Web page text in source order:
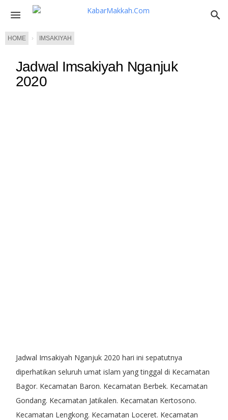
HOME › IMSAKIYAH
Jadwal Imsakiyah Nganjuk
2020
Jadwal Imsakiyah Nganjuk 2020 hari ini sepatutnya
diperhatikan seluruh umat islam yang tinggal di Kecamatan
Bagor. Kecamatan Baron. Kecamatan Berbek. Kecamatan
Gondang. Kecamatan Jatikalen. Kecamatan Kertosono.
Kecamatan Lengkong. Kecamatan Loceret. Kecamatan